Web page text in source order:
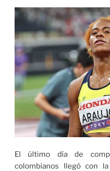
de
ciclismo
de
ruta
en
Ruanda»
El último día de
colombianos llegó con